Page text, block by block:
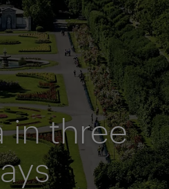
in three